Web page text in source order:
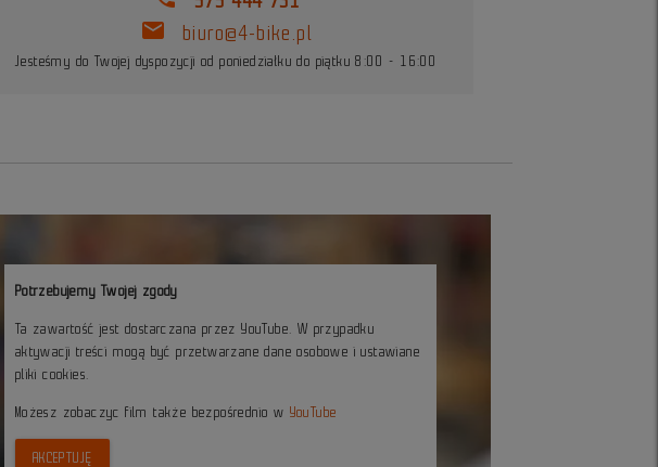
mail biuro@4-bike.pl
Jesteśmy do Twojej dyspozycji od poniedziałku do piątku 8:00 - 16:00
Potrzebujemy Twojej zgody
Ta zawartość jest dostarczana przez YouTube. W przypadku
aktywacji treści mogą być przetwarzane dane osobowe i ustawiane
pliki cookies.
Możesz zobaczyc film także bezpośrednio w YouTube
AKCEPTUJĘ